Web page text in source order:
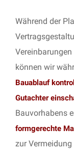
Während der
können wir
Bauablauf
Gutachter
Bauvorhabens
formgerechte
zur